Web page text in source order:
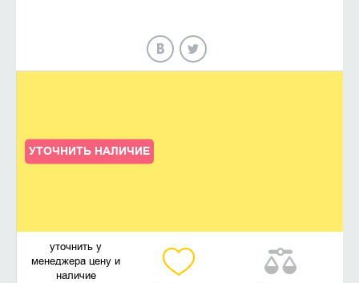
УТОЧНИТЬ НАЛИЧИЕ
уточнить у
менеджера цену и
наличие